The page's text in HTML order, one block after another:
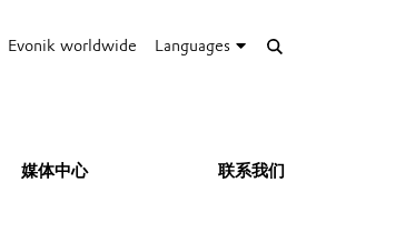
Evonik worldwide Languages
媒体中心 联系我们